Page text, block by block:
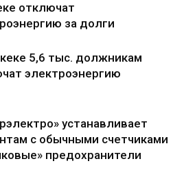
отключат
за долги
5,6 тыс. должникам
электроэнергию
устанавливает
с обычными счетчиками
предохранители